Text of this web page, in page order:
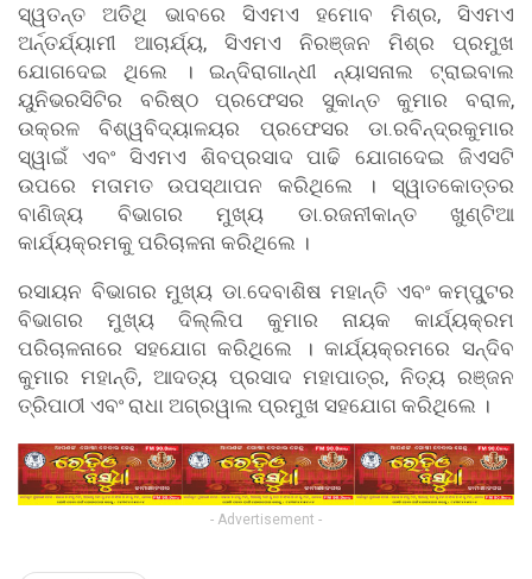
ସ୍ୱତନ୍ତ ଅତିଥି ଭାବରେ ସିଏମଏ ହମୋବ ମିଶ୍ର, ସିଏମଏ
ଅର୍ନ୍ତର୍ଯ୍ୟାମୀ ଆଚାର୍ଯ୍ୟ, ସିଏମଏ ନିରଞ୍ଜନ ମିଶ୍ର ପ୍ରମୁଖ
ଯୋଗଦେଇ ଥିଲେ । ଇନ୍ଦିରାଗାନ୍ଧୀ ନ୍ୟାସନାଲ ଟ୍ରାଇବାଲ
ୟୁନିଭରସିଟିର ବରିଷ୍ଠ ପ୍ରଫେସର ସୁକାନ୍ତ କୁମାର ବରାଳ,
ଉକ୍ରଳ ବିଶ୍ୱବିଦ୍ୟାଳୟର ପ୍ରଫେସର ଡା.ରବିନ୍ଦ୍ରକୁମାର
ସ୍ୱାଇଁ ଏବଂ ସିଏମଏ ଶିବପ୍ରସାଦ ପାଢି ଯୋଗଦେଇ ଜିଏସଟି
ଉପରେ ମତାମତ ଉପସ୍ଥାପନ କରିଥିଲେ । ସ୍ୱାତକୋତ୍ତର
ବାଣିଜ୍ୟ ବିଭାଗର ମୁଖ୍ୟ ଡା.ରଜନୀକାନ୍ତ ଖୁଣ୍ଟିଆ
କାର୍ଯ୍ୟକ୍ରମକୁ ପରିଚାଳନା କରିଥିଲେ ।
ରସାୟନ ବିଭାଗର ମୁଖ୍ୟ ଡା.ଦେବାଶିଷ ମହାନ୍ତି ଏବଂ କମ୍ପୁ୍ଟର
ବିଭାଗର ମୁଖ୍ୟ ଦିଲ୍ଲିପ କୁମାର ନାୟକ କାର୍ଯ୍ୟକ୍ରମ
ପରିଚାଳନାରେ ସହଯୋଗ କରିଥିଲେ । କାର୍ଯ୍ୟକ୍ରମରେ ସନ୍ଦିବ
କୁମାର ମହାନ୍ତି, ଆଦତ୍ୟ ପ୍ରସାଦ ମହାପାତ୍ର, ନିତ୍ୟ ରଞ୍ଜନ
ତ୍ରିପାଠୀ ଏବଂ ରାଧା ଅଗ୍ରୱାଲ ପ୍ରମୁଖ ସହଯୋଗ କରିଥିଲେ ।
- Advertisement -